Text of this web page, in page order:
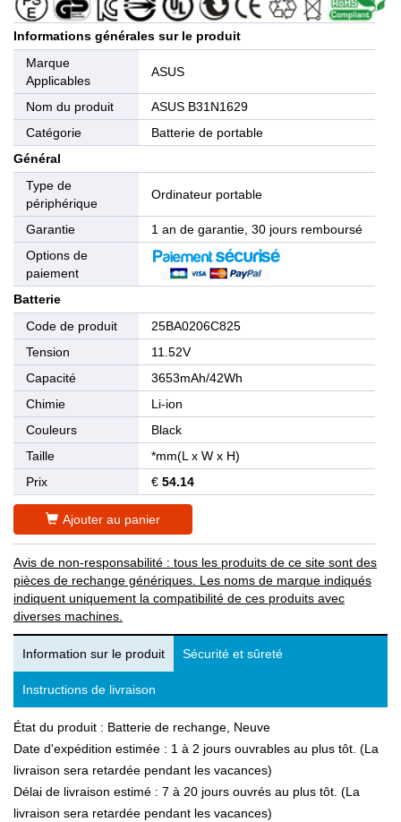
Informations générales sur le produit
Marque
Applicables
ASUS
Nom du produit
ASUS B31N1629
Catégorie
Batterie de portable
Général
Type de
périphérique
Ordinateur portable
Garantie
1 an de garantie, 30 jours remboursé
Options de
paiement
Batterie
Code de produit
25BA0206C825
Tension
11.52V
Capacité
3653mAh/42Wh
Chimie
Li-ion
Couleurs
Black
Taille
*mm(L x W x H)
Prix
€ 54.14
Ajouter au panier
Avis de non-responsabilité : tous les produits de ce site sont des
pièces de rechange génériques. Les noms de marque indiqués
indiquent uniquement la compatibilité de ces produits avec
diverses machines.
Information sur le produit Sécurité et sûreté
Instructions de livraison
État du produit : Batterie de rechange, Neuve
Date d'expédition estimée : 1 à 2 jours ouvrables au plus tôt. (La
livraison sera retardée pendant les vacances)
Délai de livraison estimé : 7 à 20 jours ouvrés au plus tôt. (La
livraison sera retardée pendant les vacances)